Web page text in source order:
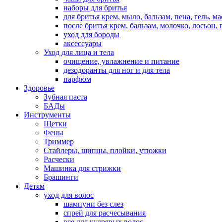
наборы для бритья
для бритья крем, мыло, бальзам, пена, гель,
после бритья крем, бальзам, молочко, лосьон,
уход для бороды
аксессуары
Уход для лица и тела
очищение, увлажнение и питание
дезодоранты для ног и для тела
парфюм
Здоровье
Зубная паста
БАДы
Инструменты
Щетки
Фены
Триммер
Стайлеры, щипцы, плойки, утюжки
Расчески
Машинка для стрижки
Брашинги
Детям
уход для волос
шампуни без слез
спрей для расчесывания